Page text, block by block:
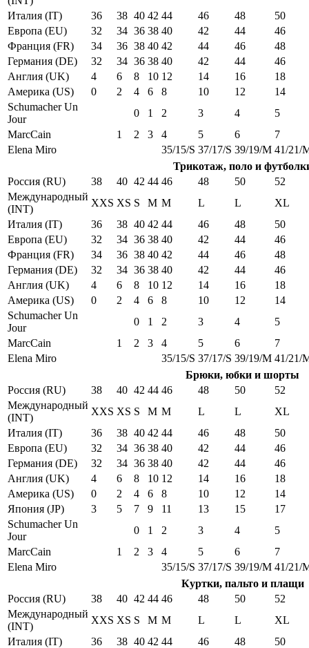
Италия (IT)
36 38 40 42 44 46 48
50
Европа (EU)
32 34 36 38 40 42 44
46
Франция (FR)
34 36 38 40 42 44 46
48
Германия (DE)
32 34 36 38 40 42 44
46
Англия (UK)
4 6 8 10 12 14 16
18
Америка (US)
0 2 4 6 8 10 12
14
Schumacher Un
Jour
0 1 2 3 4
5
MarcCain
1 2 3 4 5 6
7
Elena Miro
35/15/S 37/17/S 39/19/M 41/21/
Трикотаж, поло и
Россия (RU)
38 40 42 44 46 48 50
52
Международный
(INT)
XXS XS S M M L L
XL
Италия (IT)
36 38 40 42 44 46 48
50
Европа (EU)
32 34 36 38 40 42 44
46
Франция (FR)
34 36 38 40 42 44 46
48
Германия (DE)
32 34 36 38 40 42 44
46
Англия (UK)
4 6 8 10 12 14 16
18
Америка (US)
0 2 4 6 8 10 12
14
Schumacher Un
Jour
0 1 2 3 4
5
MarcCain
1 2 3 4 5 6
7
Elena Miro
35/15/S 37/17/S 39/19/M 41/21/
Брюки, юбки и шорты
Россия (RU)
38 40 42 44 46 48 50
52
Международный
(INT)
XXS XS S M M L L
XL
Италия (IT)
36 38 40 42 44 46 48
50
Европа (EU)
32 34 36 38 40 42 44
46
Германия (DE)
32 34 36 38 40 42 44
46
Англия (UK)
4 6 8 10 12 14 16
18
Америка (US)
0 2 4 6 8 10 12
14
Япония (JP)
3 5 7 9 11 13 15
17
Schumacher Un
Jour
0 1 2 3 4
5
MarcCain
1 2 3 4 5 6
7
Elena Miro
35/15/S 37/17/S 39/19/M 41/21/
Куртки, пальто и плащи
Россия (RU)
38 40 42 44 46 48 50
52
Международный
(INT)
XXS XS S M M L L
XL
Италия (IT)
36 38 40 42 44 46 48
50